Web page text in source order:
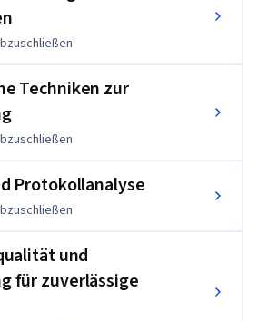
Verbraucher erreichen,
und zuverlässigere
Techniken zur
Protokollanalyse
und
für zuverlässige